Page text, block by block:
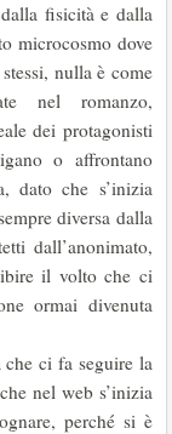
fisicità e dalla
microcosmo dove
nulla è come
nel romanzo,
dei protagonisti
o affrontano
dato che s’inizia
diversa dalla
dall’anonimato,
il volto che ci
ormai divenuta
che ci fa seguire la
nel web s’inizia
perché si è